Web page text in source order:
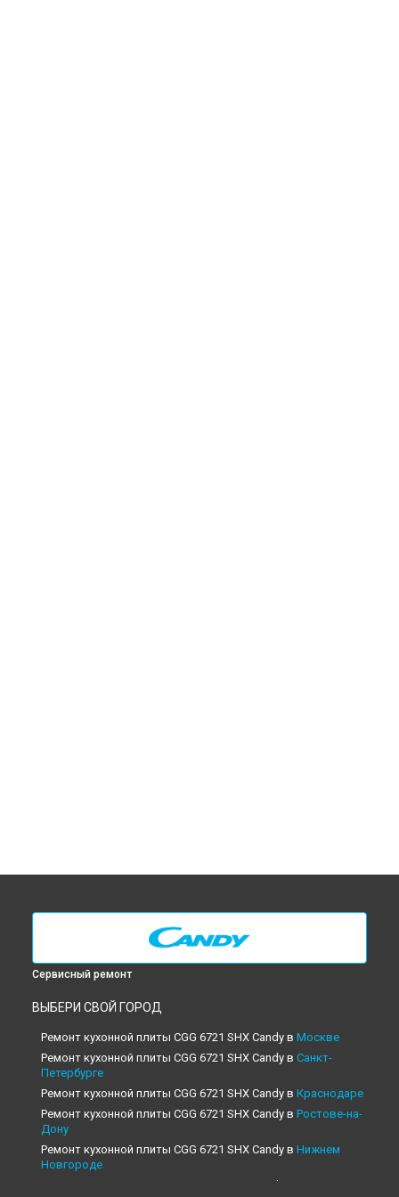
Сервисный ремонт
ВЫБЕРИ СВОЙ ГОРОД
Ремонт кухонной плиты CGG 6721 SHX Candy в Москве
Ремонт кухонной плиты CGG 6721 SHX Candy в Санкт-
Петербурге
Ремонт кухонной плиты CGG 6721 SHX Candy в Краснодаре
Ремонт кухонной плиты CGG 6721 SHX Candy в Ростове-на-
Дону
Ремонт кухонной плиты CGG 6721 SHX Candy в Нижнем
Новгороде
Ремонт кухонной плиты CGG 6721 SHX Candy в